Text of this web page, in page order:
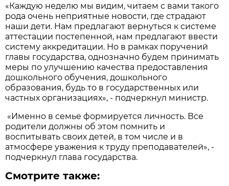
«Каждую неделю мы видим, читаем с вами такого
рода очень неприятные новости, где страдают
наши дети. Нам предлагают вернуться к системе
аттестации постепенной, нам предлагают ввести
систему аккредитации. Но в рамках поручений
главы государства, однозначно будем принимать
меры по улучшению качества предоставления
дошкольного обучения, дошкольного
образования, будь то в государственных или
частных организациях», - подчеркнул министр.
«Именно в семье формируется личность. Все
родители должны об этом помнить и
воспитывать своих детей, в том числе и в
атмосфере уважения к труду преподавателей», -
подчеркнул глава государства.
Смотрите также: